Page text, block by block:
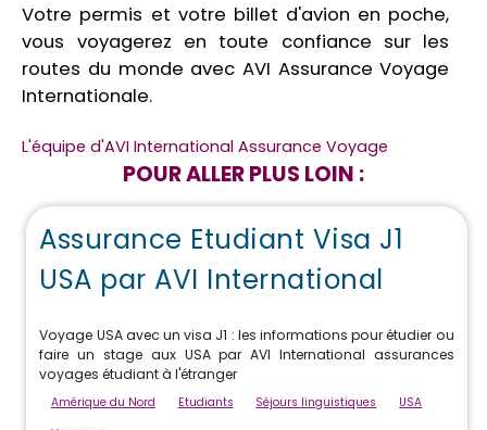
Votre permis et votre billet d'avion en poche,
vous voyagerez en toute confiance sur les
routes du monde avec AVI Assurance Voyage
Internationale.
L'équipe d'AVI International Assurance Voyage
POUR ALLER PLUS LOIN :
Assurance Etudiant Visa J1
USA par AVI International
Voyage USA avec un visa J1 : les informations pour étudier ou
faire un stage aux USA par AVI International assurances
voyages étudiant à l'étranger
Amérique du Nord Etudiants Séjours linguistiques
USA